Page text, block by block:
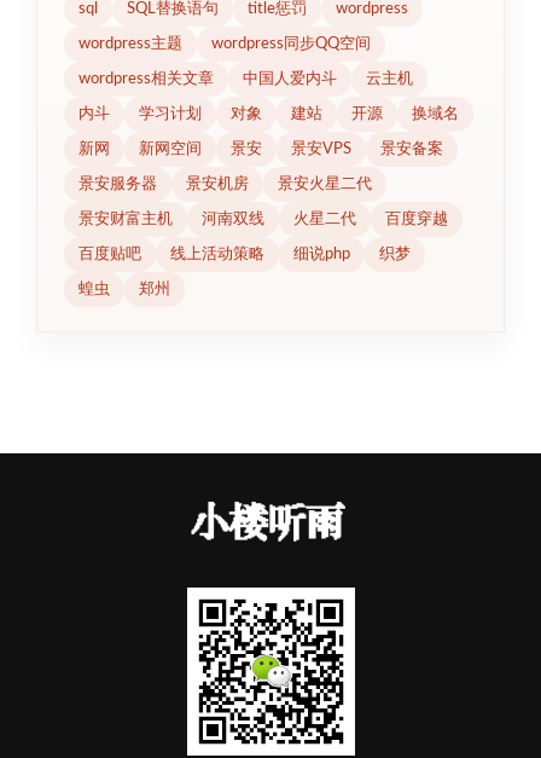
sql SQL替换语句 title惩罚 wordpress
wordpress主题 wordpress同步QQ空间
wordpress相关文章 中国人爱内斗 云主机
内斗 学习计划 对象 建站 开源 换域名
新网 新网空间 景安 景安VPS 景安备案
景安服务器 景安机房 景安火星二代
景安财富主机 河南双线 火星二代 百度穿越
百度贴吧 线上活动策略 细说php 织梦
蝗虫 郑州